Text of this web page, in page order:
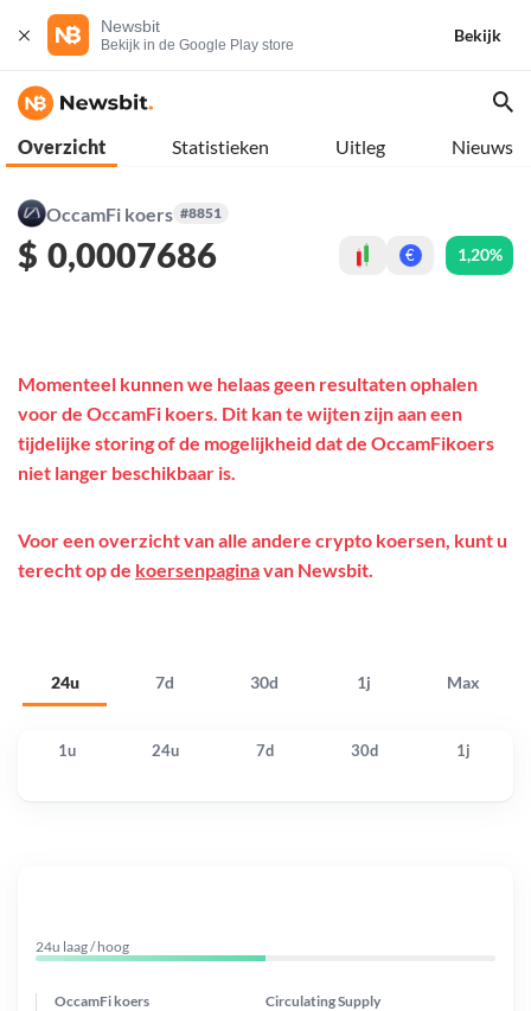
Newsbit
Bekijk in de Google Play store
Bekijk
Overzicht Statistieken Uitleg Nieuws
OccamFi koers #8851
$ 0,0007686 € 1,20%
24u 7d 30d 1j Max
Momenteel kunnen we helaas geen resultaten ophalen
voor de OccamFi koers. Dit kan te wijten zijn aan een
tijdelijke storing of de mogelijkheid dat de OccamFikoers
niet langer beschikbaar is.
Voor een overzicht van alle andere crypto koersen, kunt u
terecht op de koersenpaginavan Newsbit.
1u 24u 7d 30d 1j
24u laag / hoog
OccamFi koers Circulating Supply